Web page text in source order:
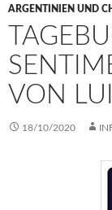
ARGENTINIEN UND
VON
18/10/2020